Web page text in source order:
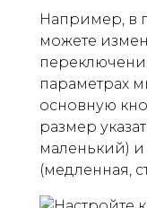
Например, в
можете
параметрах
основную
размер
маленький) и
(медленная,